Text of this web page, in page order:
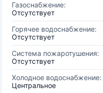
Газоснабжение:
Отсутствует
Горячее водоснабжение:
Отсутствует
Система пожаротушения:
Отсутствует
Холодное водоснабжение:
Центральное